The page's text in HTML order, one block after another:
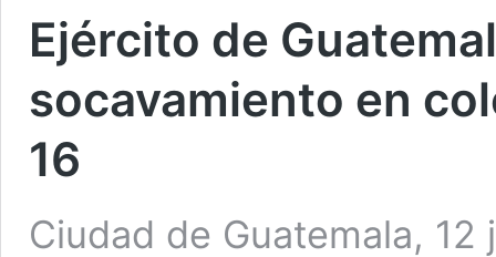
Ejército de
socavamiento en
16
Ciudad de Guatemala, 12